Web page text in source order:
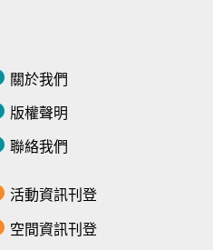
關於我們
版權聲明
聯絡我們
活動資訊刊登
空間資訊刊登